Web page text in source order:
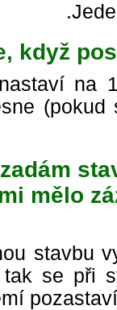
když
zadám
mělo
stavbu
tak se při